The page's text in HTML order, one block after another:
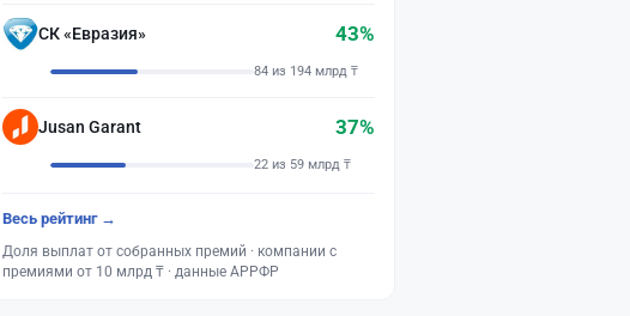
СК «Евразия» 43%
84 из 194 млрд ₸
Jusan Garant 37%
22 из 59 млрд ₸
Весь рейтинг →
Доля выплат от собранных премий · компании с
премиями от 10 млрд ₸ · данные АРРФР